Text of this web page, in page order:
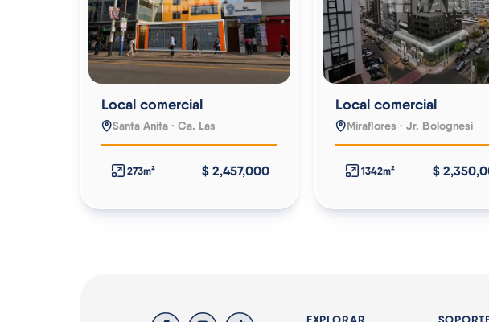
Local comercial
Santa Anita · Ca. Las
273m² $ 2,457,000
Local comercial
Miraflores · Jr. Bolognesi
1342m² $